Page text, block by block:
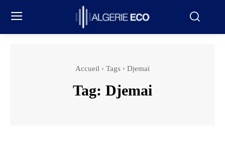
Accueil Tags Djemai
Tag: Djemai